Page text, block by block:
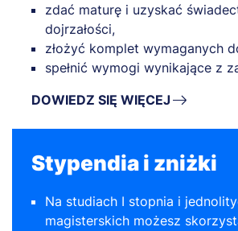
zdać maturę i uzyskać
dojrzałości,
złożyć komplet wymaganych
spełnić wymogi wynikające z
DOWIEDZ SIĘ WIĘCEJ
Stypendia i zniżki
Na studiach I stopnia i
magisterskich możesz